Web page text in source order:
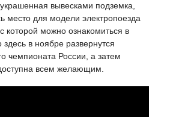
вывесками подземка,
место для модели электропоезда
которой можно ознакомиться в
в ноябре развернутся
чемпионата России, а затем
всем желающим.